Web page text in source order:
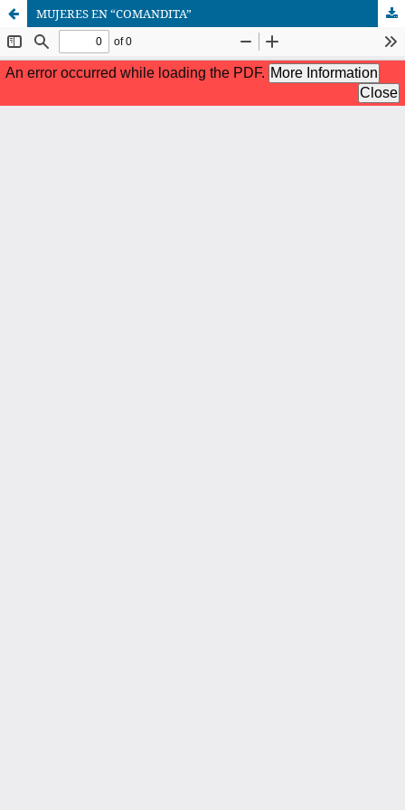
MUJERES EN “COMANDITA”